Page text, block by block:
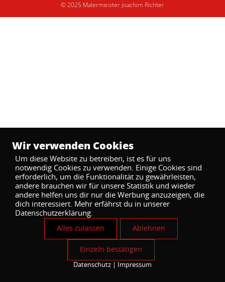
© 2025 Malermeister Joachim Richter
Wir verwenden Cookies
Um diese Website zu betreiben, ist es für uns
notwendig Cookies zu verwenden. Einige Cookies sind
erforderlich, um die Funktionalität zu gewährleisten,
andere brauchen wir für unsere Statistik und wieder
andere helfen uns dir nur die Werbung anzuzeigen, die
dich interessiert. Mehr erfährst du in unserer
Datenschutzerklärung.
Alles zulassen Ablehnen
Einzeln bestätigen
Datenschutz Impressum